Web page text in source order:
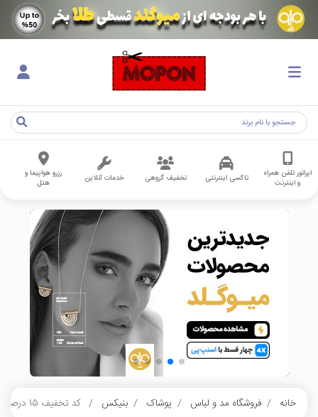
اپراتور تلفن همراه
و اینترنت
تاکسی اینترنتی تخفیف گروهی خدمات آنلاین
رزرو هواپیما و
هتل
خانه فروشگاه مد و لباس پوشاک بنیکس کد تخفیف 15 درصدی بنیکس